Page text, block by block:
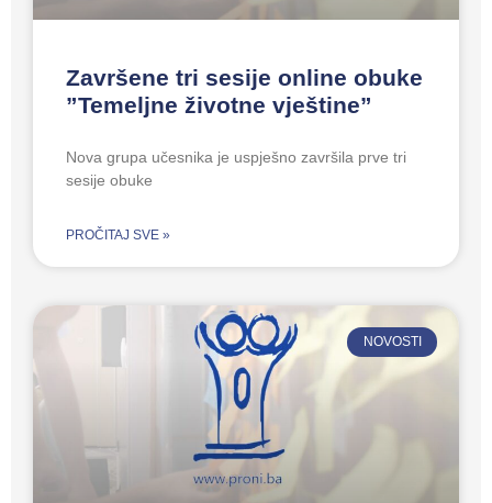
Završene tri sesije online obuke
”Temeljne životne vještine”
Nova grupa učesnika je uspješno završila prve tri
sesije obuke
PROČITAJ SVE »
NOVOSTI